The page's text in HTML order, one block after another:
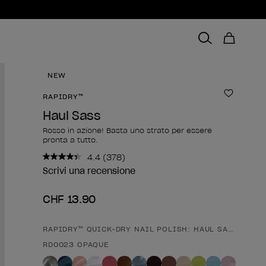
NEW
RAPIDRY™
Haul Sass
Rosso in azione! Basta uno strato per essere
pronta a tutto.
4.4 Leggi
378
(378)
Scrivi una recensione
CHF 13.90
Forma del prodotto
RAPIDRY™ QUICK-DRY NAIL POLISH: HAUL SASS
RD0023 OPAQUE